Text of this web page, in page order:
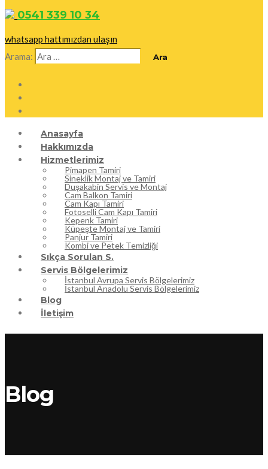
0541 339 10 34
whatsapp hattımızdan ulaşın
Arama:
Anasayfa
Hakkımızda
Hizmetlerimiz
Pimapen Tamiri
Sineklik Montaj ve Tamiri
Duşakabin Servis ve Montaj
Cam Balkon Tamiri
Cam Kapı Tamiri
Fotoselli Cam Kapı Tamiri
Kepenk Tamiri
Küpeşte Montaj ve Tamiri
Panjur Tamiri
Kombi ve Petek Temizliği
Sıkça Sorulan S.
Servis Bölgelerimiz
İstanbul Avrupa Servis Bölgelerimiz
İstanbul Anadolu Servis Bölgelerimiz
Blog
İletişim
Blog